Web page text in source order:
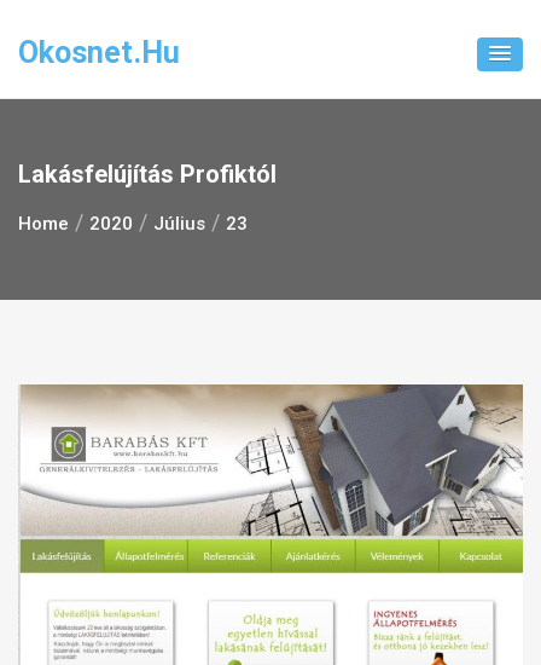
Okosnet.hu
Lakásfelújítás Profiktól
Home 2020 Július 23